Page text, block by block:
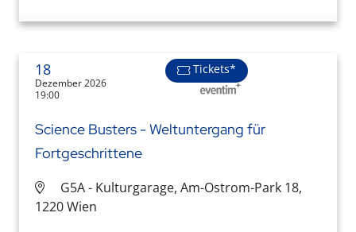
18
Dezember 2026
19:00
Tickets*
Science Busters - Weltuntergang für
Fortgeschrittene
G5A - Kulturgarage, Am-Ostrom-Park 18,
1220 Wien